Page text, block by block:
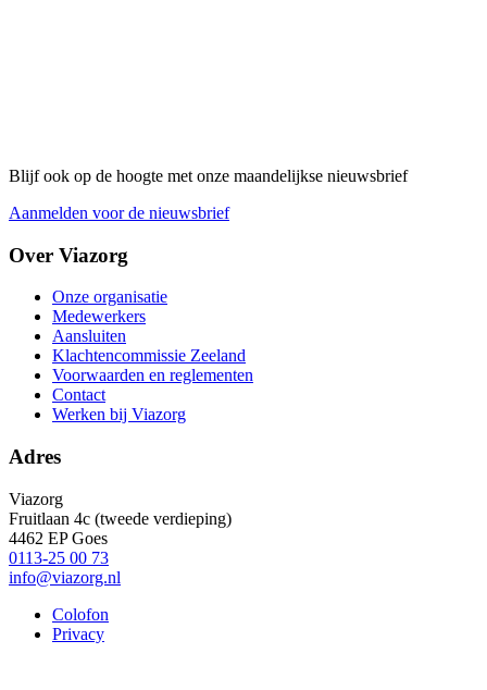
Blijf ook op de hoogte met onze maandelijkse nieuwsbrief
Aanmelden voor de nieuwsbrief
Over Viazorg
Onze organisatie
Medewerkers
Aansluiten
Klachtencommissie Zeeland
Voorwaarden en reglementen
Contact
Werken bij Viazorg
Adres
Viazorg
Fruitlaan 4c (tweede verdieping)
4462 EP Goes
0113-25 00 73
info@viazorg.nl
Colofon
Privacy